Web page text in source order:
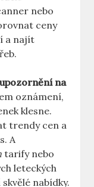
nebo
ceny
a najít
na
oznámení,
klesne.
trendy cen a
A
tarify nebo
leteckých
nabídky.